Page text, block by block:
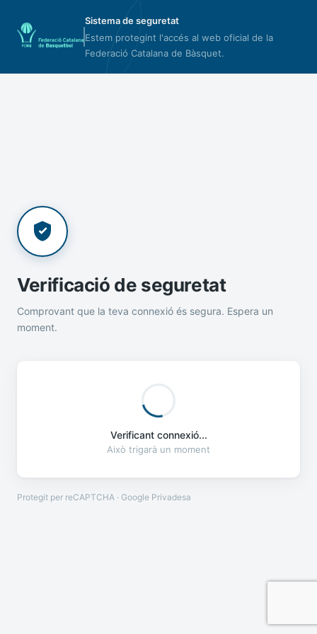
Sistema de seguretat
Estem protegint l'accés al web oficial de la
Federació Catalana de Bàsquet.
Verificació de seguretat
Comprovant que la teva connexió és segura. Espera un
moment.
Verificant connexió...
Això trigarà un moment
Protegit per reCAPTCHA · Google Privadesa